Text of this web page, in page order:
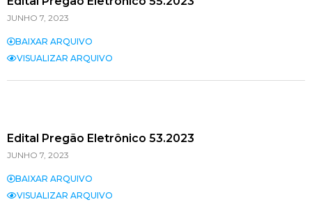
JUNHO 7, 2023
BAIXAR ARQUIVO
VISUALIZAR ARQUIVO
Edital Pregão Eletrônico 53.2023
JUNHO 7, 2023
BAIXAR ARQUIVO
VISUALIZAR ARQUIVO